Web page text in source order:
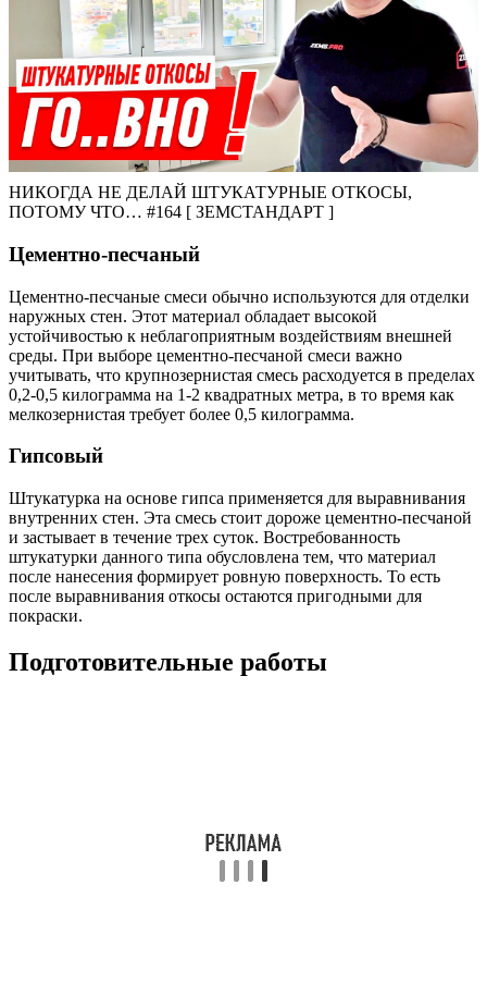
НИКОГДА НЕ ДЕЛАЙ ШТУКАТУРНЫЕ ОТКОСЫ,
ПОТОМУ ЧТО… #164 [ ЗЕМСТАНДАРТ ]
Цементно-песчаный
Цементно-песчаные смеси обычно используются для отделки
наружных стен. Этот материал обладает высокой
устойчивостью к неблагоприятным воздействиям внешней
среды. При выборе цементно-песчаной смеси важно
учитывать, что крупнозернистая смесь расходуется в пределах
0,2-0,5 килограмма на 1-2 квадратных метра, в то время как
мелкозернистая требует более 0,5 килограмма.
Гипсовый
Штукатурка на основе гипса применяется для выравнивания
внутренних стен. Эта смесь стоит дороже цементно-песчаной
и застывает в течение трех суток. Востребованность
штукатурки данного типа обусловлена тем, что материал
после нанесения формирует ровную поверхность. То есть
после выравнивания откосы остаются пригодными для
покраски.
Подготовительные работы